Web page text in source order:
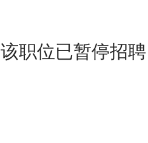
该职位已暂停招聘